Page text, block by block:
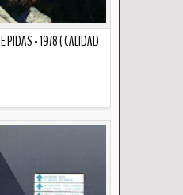
PIDAS - 1978 ( CALIDAD